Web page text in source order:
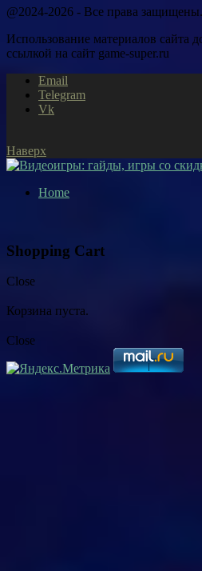
@2024-2026 - Все права
Использование материалов сайта
ссылкой на сайт game-super.ru
Email
Telegram
Vk
Наверх
Home
Shopping Cart
Close
Корзина пуста.
Close